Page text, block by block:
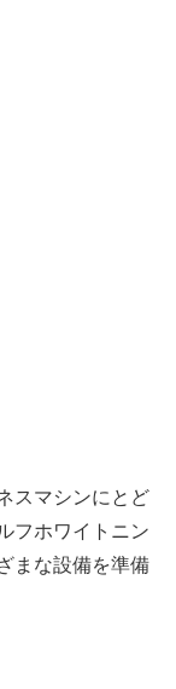
スマシンにとど
フホワイトニン
まな設備を準備